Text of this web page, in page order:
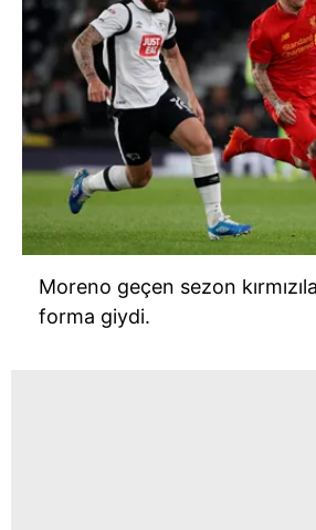
Moreno geçen sezon
forma giydi.